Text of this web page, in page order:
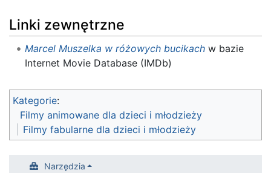
Linki zewnętrzne
Marcel Muszelka w różowych bucikachw bazie
Internet Movie Database (IMDb)
Kategorie:
Filmy animowane dla dzieci i młodzieży
Filmy fabularne dla dzieci i młodzieży
Narzędzia